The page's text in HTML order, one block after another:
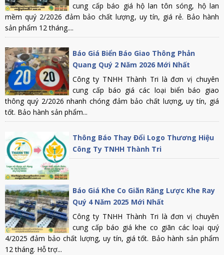
cung cấp báo giá hộ lan tôn sóng, hộ lan
mềm quý 2/2026 đảm bảo chất lượng, uy tín, giá rẻ. Bảo hành
sản phẩm 12 tháng....
Báo Giá Biển Báo Giao Thông Phản
Quang Quý 2 Năm 2026 Mới Nhất
Công ty TNHH Thành Tri là đơn vị chuyên
cung cấp báo giá các loại biển báo giao
thông quý 2/2026 nhanh chóng đảm bảo chất lượng, uy tín, giá
tốt. Bảo hành sản phẩm...
Thông Báo Thay Đổi Logo Thương Hiệu
Công Ty TNHH Thành Tri
Báo Giá Khe Co Giãn Răng Lược Khe Ray
Quý 4 Năm 2025 Mới Nhất
Công ty TNHH Thành Tri là đơn vị chuyên
cung cấp báo giá khe co giãn các loại quý
4/2025 đảm bảo chất lượng, uy tín, giá tốt. Bảo hành sản phẩm
12 tháng. Hỗ trợ...